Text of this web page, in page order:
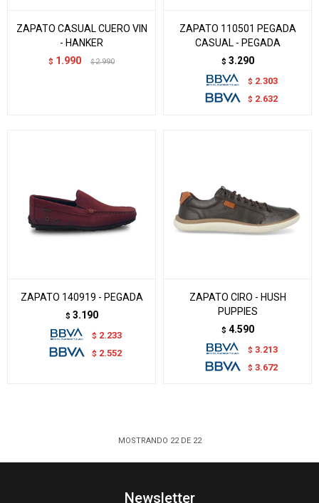
ZAPATO CASUAL CUERO VIN
- HANKER
$ 1.990 $ 2.990
ZAPATO 110501 PEGADA
CASUAL - PEGADA
$ 3.290
$ 2.303
$ 2.632
ZAPATO 140919 - PEGADA
$ 3.190
$ 2.233
$ 2.552
ZAPATO CIRO - HUSH
PUPPIES
$ 4.590
$ 3.213
$ 3.672
MOSTRANDO 22DE 22
Newsletter